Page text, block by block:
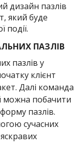
дизайн пазлів
який буде
події.
ПАЗЛІВ
пазлів у
клієнт
Далі команда
можна побачити
пазлів.
сучасних